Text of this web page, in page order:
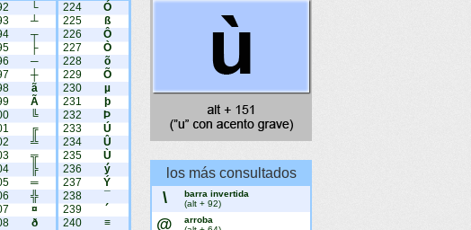
└
┴
┬
├
─
┼
ã
Ã
╚
╔
╩
╦
╠
═
╬
¤
ð
224
Ó
225
ß
226
Ô
227
Ò
228
õ
229
Õ
230
µ
231
þ
232
Þ
233
Ú
234
Û
235
Ù
236
ý
237
Ý
238
239
´
240
≡
los más consultados
\
barra invertida
(alt + 92)
@
arroba